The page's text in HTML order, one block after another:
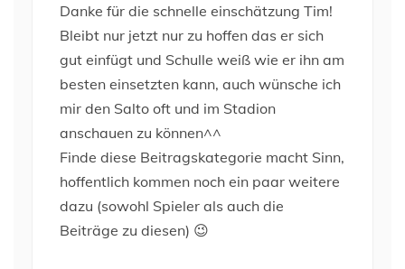
Danke für die schnelle einschätzung Tim!
Bleibt nur jetzt nur zu hoffen das er sich
gut einfügt und Schulle weiß wie er ihn am
besten einsetzten kann, auch wünsche ich
mir den Salto oft und im Stadion
anschauen zu können^^
Finde diese Beitragskategorie macht Sinn,
hoffentlich kommen noch ein paar weitere
dazu (sowohl Spieler als auch die
Beiträge zu diesen) 😉